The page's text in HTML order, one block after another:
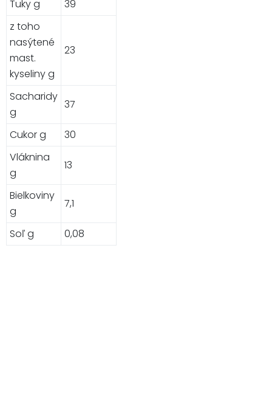
Tuky g
39
z toho
nasýtené
mast.
kyseliny g
23
Sacharidy
g
37
Cukor g
30
Vláknina
g
13
Bielkoviny
g
7,1
Soľ g 0,08